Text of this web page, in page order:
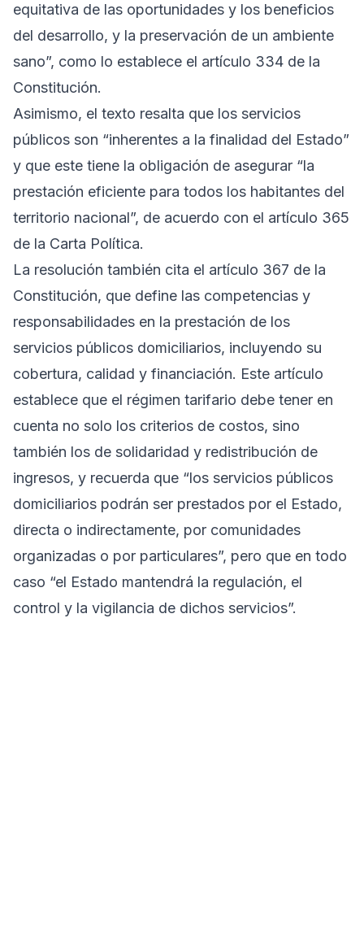
equitativa de las oportunidades y los beneficios
del desarrollo, y la preservación de un ambiente
sano”, como lo establece el artículo 334 de la
Constitución.
Asimismo, el texto resalta que los servicios
públicos son “inherentes a la finalidad del Estado”
y que este tiene la obligación de asegurar “la
prestación eficiente para todos los habitantes del
territorio nacional”, de acuerdo con el artículo 365
de la Carta Política.
La resolución también cita el artículo 367 de la
Constitución, que define las competencias y
responsabilidades en la prestación de los
servicios públicos domiciliarios, incluyendo su
cobertura, calidad y financiación. Este artículo
establece que el régimen tarifario debe tener en
cuenta no solo los criterios de costos, sino
también los de solidaridad y redistribución de
ingresos, y recuerda que “los servicios públicos
domiciliarios podrán ser prestados por el Estado,
directa o indirectamente, por comunidades
organizadas o por particulares”, pero que en todo
caso “el Estado mantendrá la regulación, el
control y la vigilancia de dichos servicios”.